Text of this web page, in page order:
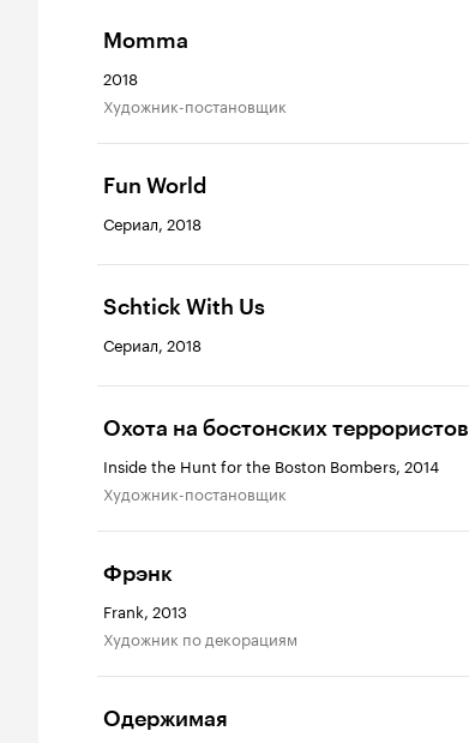
Momma
2018
Художник-постановщик
Fun World
Сериал, 2018
Schtick With Us
Сериал, 2018
Охота на бостонских террористов
Inside the Hunt for the Boston Bombers, 2014
Художник-постановщик
Фрэнк
Frank, 2013
Художник по декорациям
Одержимая